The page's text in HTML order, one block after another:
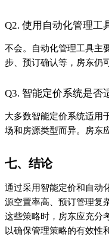
Q2. 使用自动化管理工
不会。自动化管理工具主
步、预订确认等，房东仍
Q3. 智能定价系统是否
大多数智能定价系统适用
场和房源类型而异。房东
七、结论
通过采用智能定价和自动
源空置率高、预订管理复
这些策略时，房东应充分
以确保管理策略的有效性